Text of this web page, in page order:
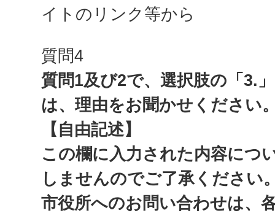
イトのリンク等から
質問4
質問1及び2で、選択肢の「3.
は、理由をお聞かせください
【自由記述】
この欄に入力された内容につ
しませんのでご了承ください
市役所へのお問い合わせは、